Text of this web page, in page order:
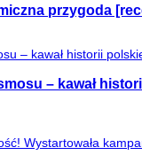
przygoda
– kawał